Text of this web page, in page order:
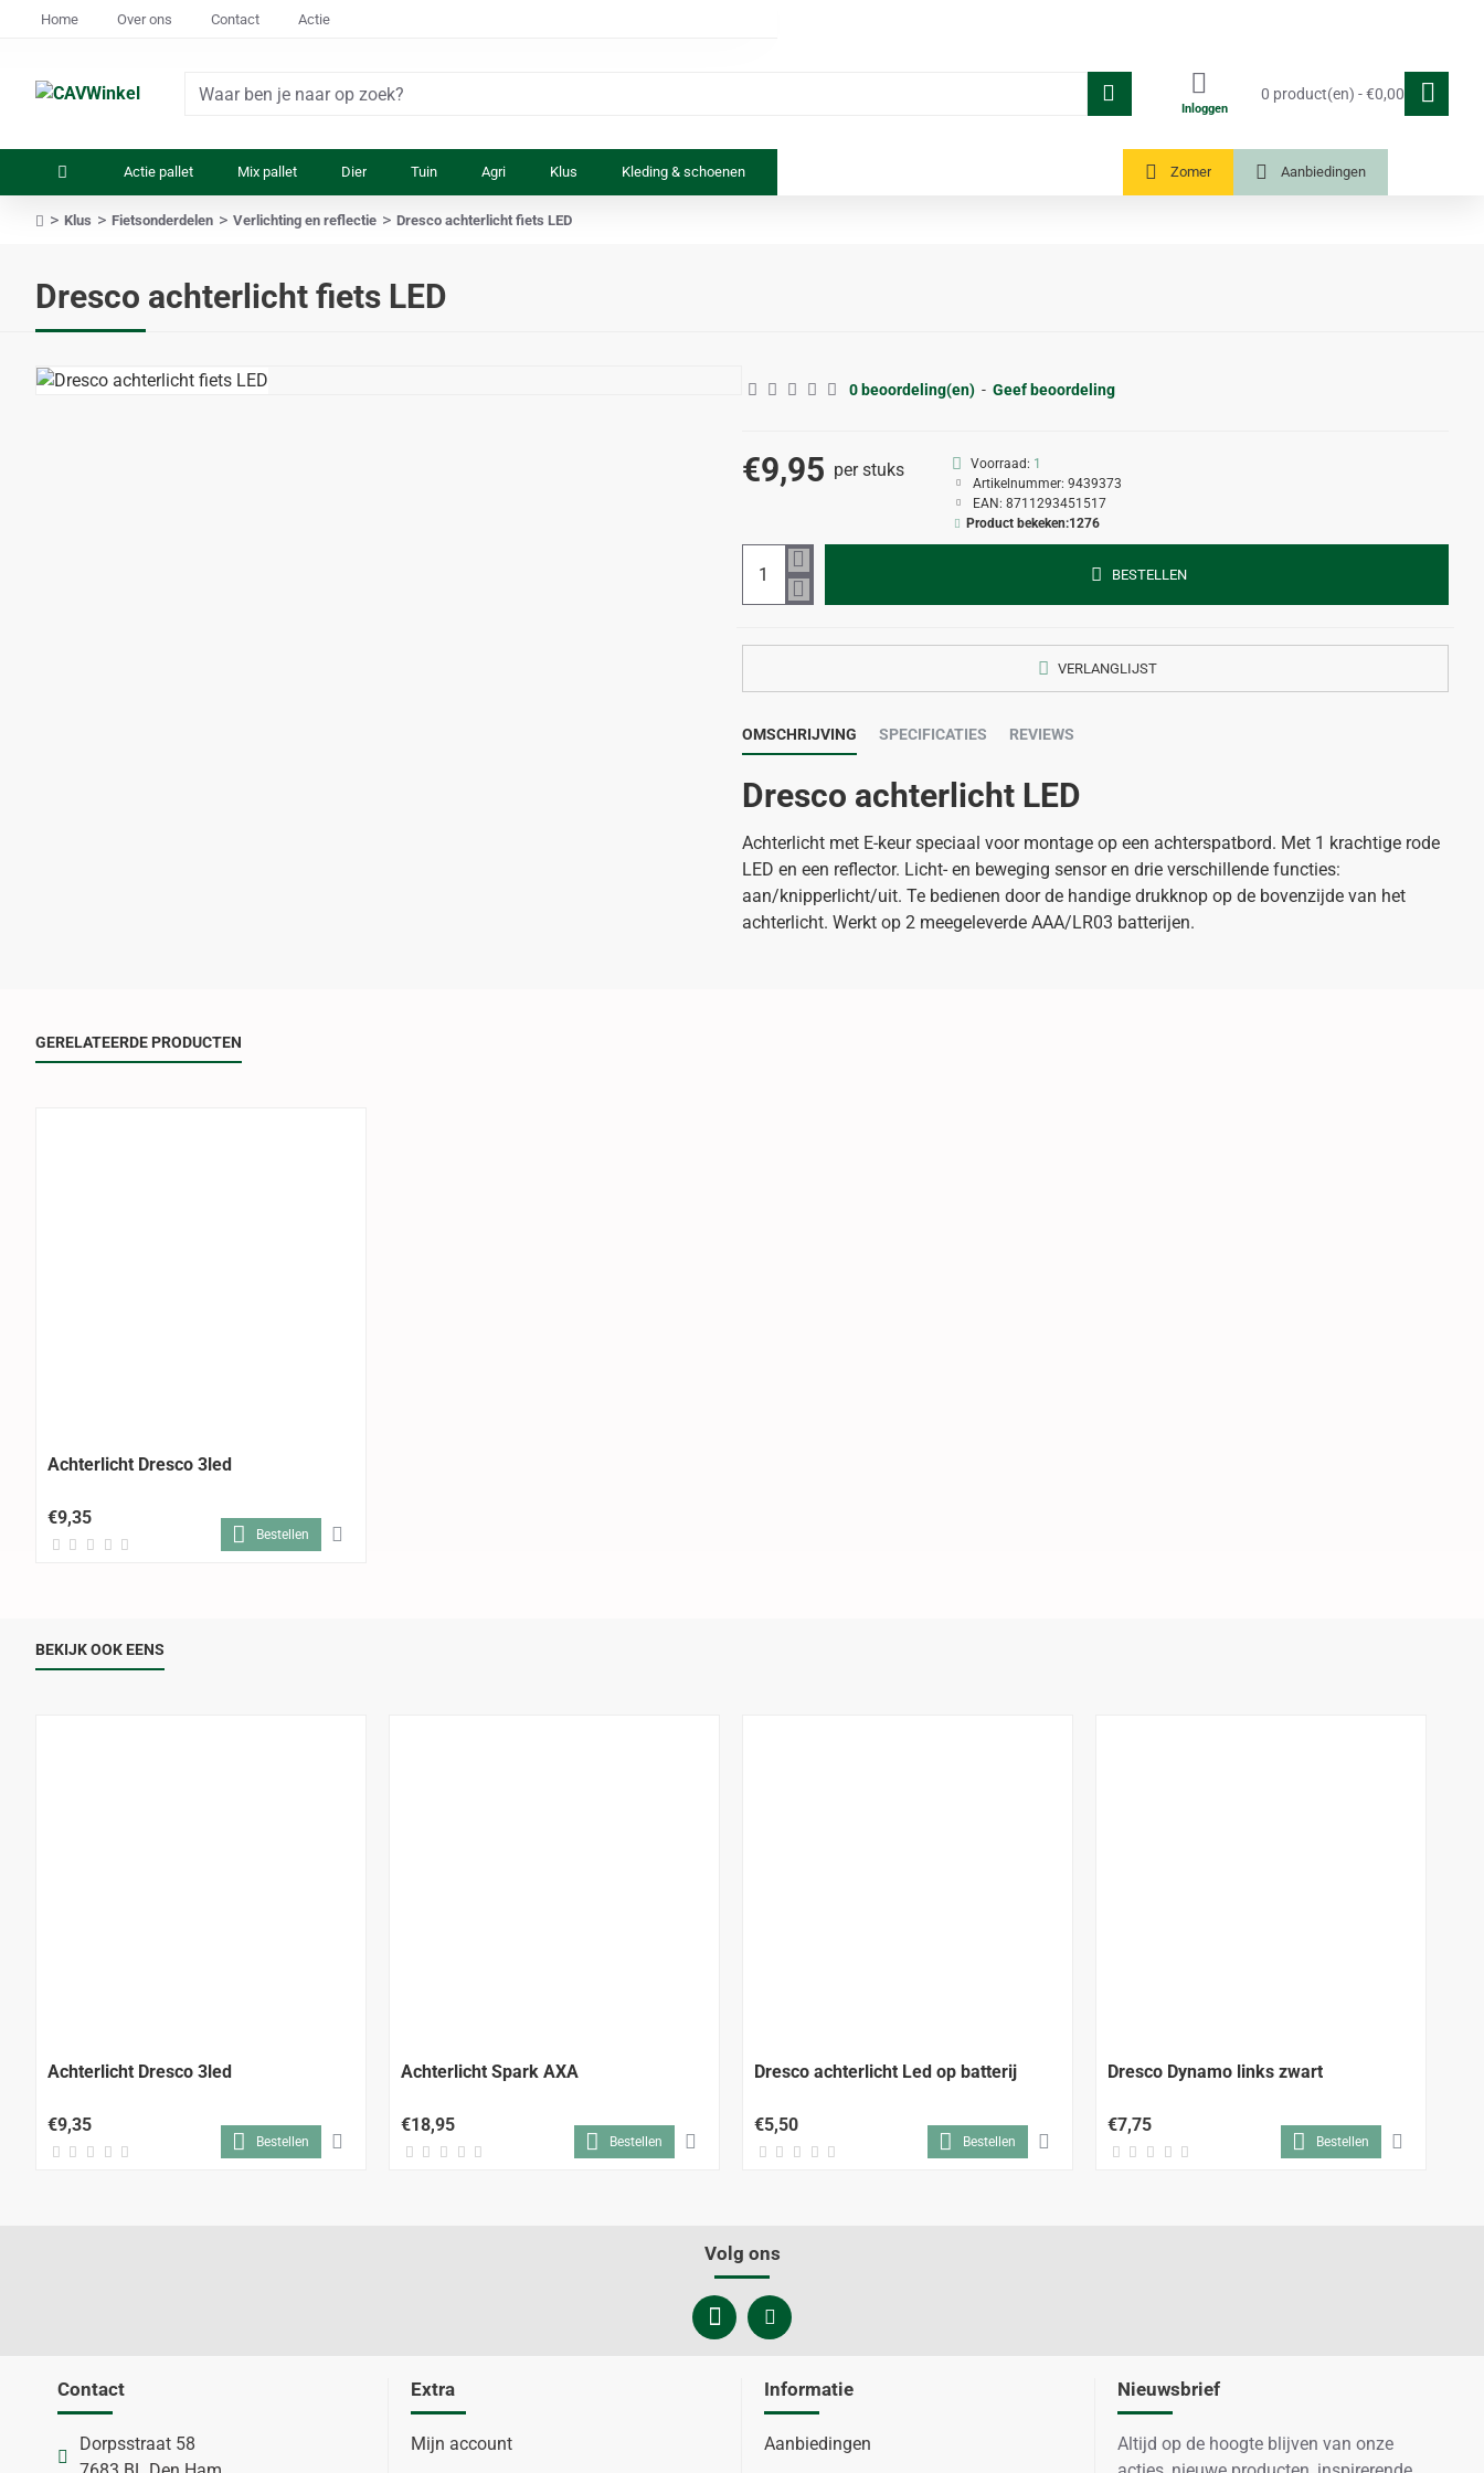
Home Over ons Contact Actie
Waar
op
Inloggen
0 product(en) - €0,00
Actie pallet Mix pallet Dier Tuin Agri Klus Kleding & schoenen Zomer Aanbiedingen
Dresco achterlicht fiets LED
Klus Fietsonderdelen Verlichting en reflectie Dresco achterlicht fiets LED
0 beoordeling(en) - Geef beoordeling
€9,95 per stuks Voorraad: 1
Artikelnummer: 9439373
EAN: 8711293451517
Product bekeken:1276
BESTELLEN
VERLANGLIJST
OMSCHRIJVING SPECIFICATIES REVIEWS
Dresco achterlicht LED
Achterlicht met E-keur speciaal voor montage op een achterspatbord. Met 1 krachtige rode
LED en een reflector. Licht- en beweging sensor en drie verschillende functies:
aan/knipperlicht/uit. Te bedienen door de handige drukknop op de bovenzijde van het
achterlicht. Werkt op 2 meegeleverde AAA/LR03 batterijen.
GERELATEERDE PRODUCTEN
Achterlicht Dresco 3led
€9,35
Bestellen
BEKIJK OOK EENS
Achterlicht Dresco 3led
€9,35
Bestellen
Achterlicht Spark AXA
€18,95
Bestellen
Dresco achterlicht Led op batterij
€5,50
Bestellen
Dresco Dynamo links zwart
€7,75
Bestellen
Volg ons
Contact
Dorpsstraat 58
Extra
Mijn account
Informatie
Aanbiedingen
Nieuwsbrief
Altijd op de hoogte blijven van onze